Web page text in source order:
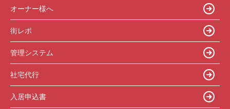
オーナー様へ
街レポ
管理システム
社宅代行
入居申込書